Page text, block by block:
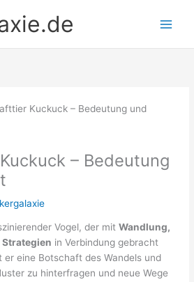
– Bedeutung
Vogel, der mitWandlung,
in Verbindung gebracht
eine Botschaft des Wandels und
zu hinterfragen und neue Wege